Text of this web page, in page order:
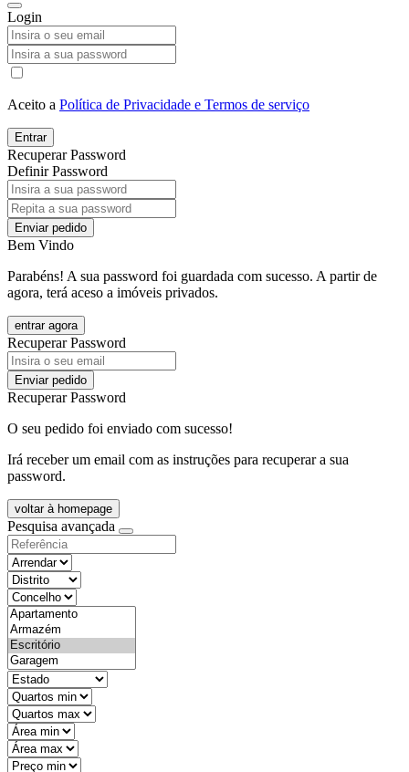
Login
Aceito a Política de Privacidade e Termos de serviço
Entrar
Recuperar Password
Definir Password
Enviar pedido
Bem Vindo
Parabéns! A sua password foi guardada com sucesso. A partir de
agora, terá aceso a imóveis privados.
entrar agora
Recuperar Password
Enviar pedido
Recuperar Password
O seu pedido foi enviado com sucesso!
Irá receber um email com as instruções para recuperar a sua
password.
voltar à homepage
Pesquisa avançada
objective
districtId
countyId
types
state
mintypo
maxtypo
minarea
maxarea
minprice